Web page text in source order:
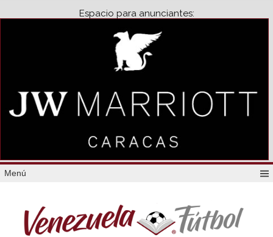
Espacio para anunciantes:
Menú